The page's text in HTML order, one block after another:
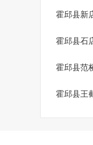
霍邱县新
霍邱县石
霍邱县范
霍邱县王